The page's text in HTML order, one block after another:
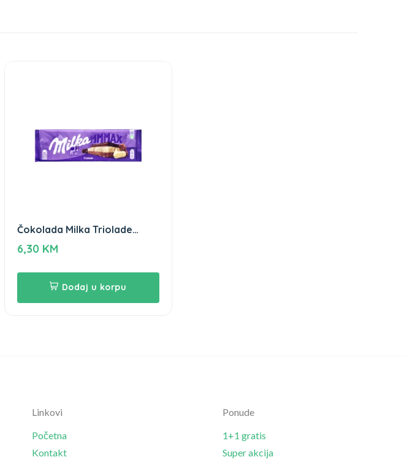
Čokolada Milka Triolade
280g
6,30 KM
Dodaj u korpu
Linkovi
Početna
Kontakt
Ponude
1+1 gratis
Super akcija